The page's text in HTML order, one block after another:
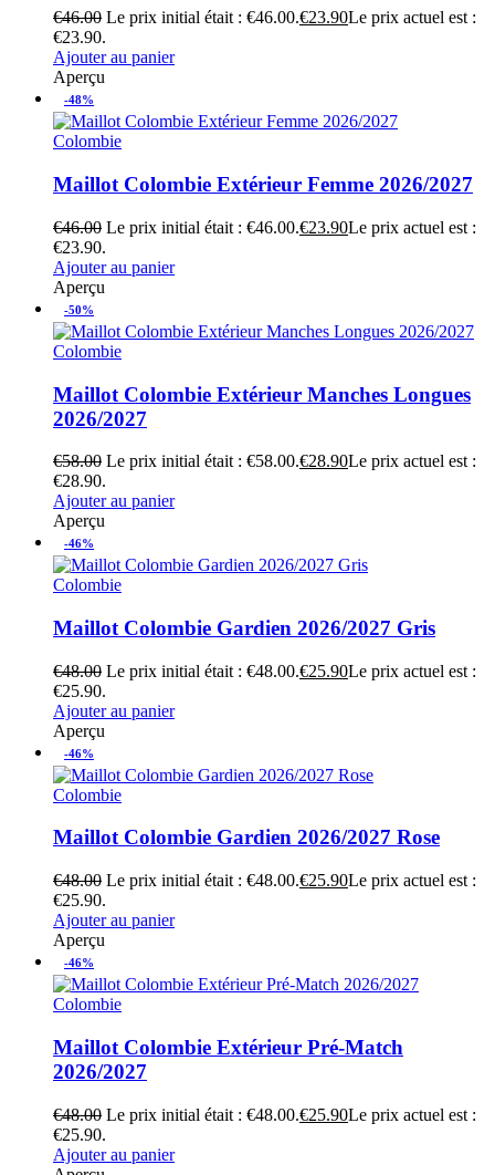
€46.00 Le prix initial était : €46.00.€23.90Le prix actuel est :
€23.90.
Ajouter au panier
Aperçu
-48%
Colombie
Maillot Colombie Extérieur Femme 2026/2027
€46.00 Le prix initial était : €46.00.€23.90Le prix actuel est :
€23.90.
Ajouter au panier
Aperçu
-50%
Colombie
Maillot Colombie Extérieur Manches Longues
2026/2027
€58.00 Le prix initial était : €58.00.€28.90Le prix actuel est :
€28.90.
Ajouter au panier
Aperçu
-46%
Colombie
Maillot Colombie Gardien 2026/2027 Gris
€48.00 Le prix initial était : €48.00.€25.90Le prix actuel est :
€25.90.
Ajouter au panier
Aperçu
-46%
Colombie
Maillot Colombie Gardien 2026/2027 Rose
€48.00 Le prix initial était : €48.00.€25.90Le prix actuel est :
€25.90.
Ajouter au panier
Aperçu
-46%
Colombie
Maillot Colombie Extérieur Pré-Match
2026/2027
€48.00 Le prix initial était : €48.00.€25.90Le prix actuel est :
€25.90.
Ajouter au panier